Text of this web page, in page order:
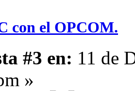
con el OPCOM.
#3 en: 11 de
»